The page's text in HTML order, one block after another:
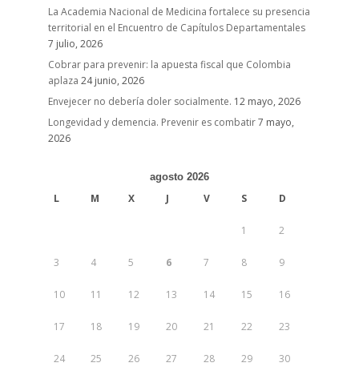
La Academia Nacional de Medicina fortalece su presencia
territorial en el Encuentro de Capítulos Departamentales
7 julio, 2026
Cobrar para prevenir: la apuesta fiscal que Colombia
aplaza 24 junio, 2026
Envejecer no debería doler socialmente. 12 mayo, 2026
Longevidad y demencia. Prevenir es combatir7 mayo,
2026
agosto 2026
L M X J V S D
1 2
3 4 5 6 7 8 9
10 11 12 13 14 15 16
17 18 19 20 21 22 23
24 25 26 27 28 29 30